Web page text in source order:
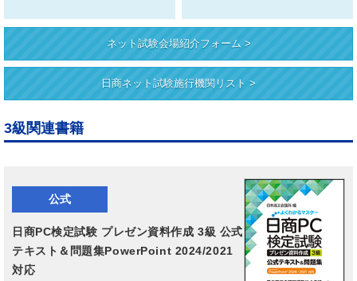
ネット試験会場紹介フォーム >
日商ネット試験施行機関リスト >
3級関連書籍
公式
日商PC検定試験 プレゼン資料作成 3級 公式
テキスト＆問題集PowerPoint 2024/2021
対応